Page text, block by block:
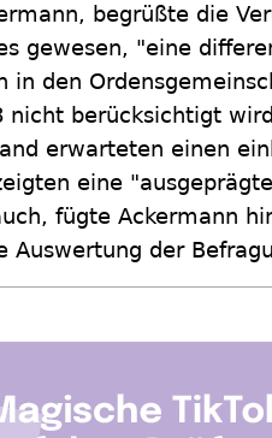
begrüßte die
gewesen, "eine
den
nicht berücksichtigt
erwarteten einen
eine
fügte Ackermann
Auswertung der